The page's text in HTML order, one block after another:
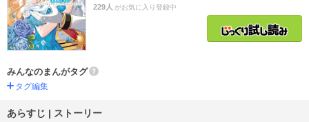
229人 がお気に入り登録中
みんなのまんがタグ
タグ編集
あらすじ | ストーリー